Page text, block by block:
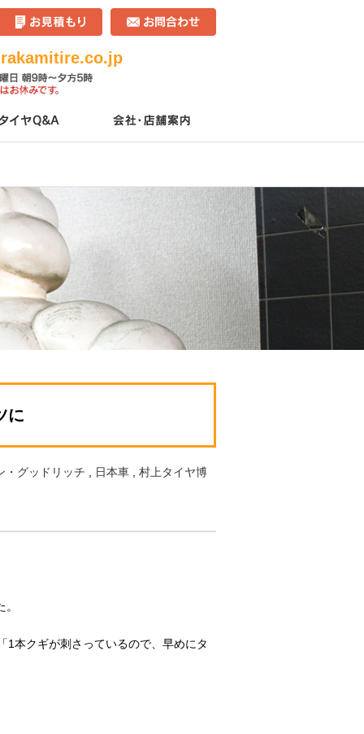
に
・グッドリッチ 日本車
村上タイヤ博
1本クギが刺さっているので、早めにタ